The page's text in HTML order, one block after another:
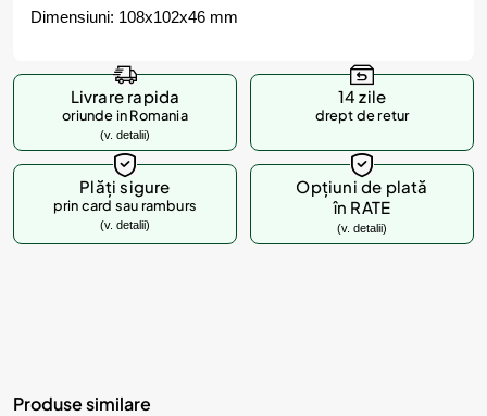
Dimensiuni: 108x102x46 mm
Livrare rapida
oriunde in Romania
(v. detalii)
14 zile
drept de retur
Plăți sigure
prin card sau ramburs
(v. detalii)
Opțiuni de plată
în RATE
(v. detalii)
Produse similare